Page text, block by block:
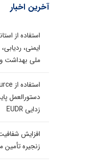
آخرین اخبار
ایمنی،
ملی بهداشت و
زدایی EUDR
افزایش
زنجیره تأمین